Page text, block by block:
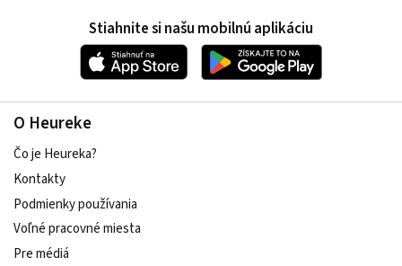
O Heureke
Čo je Heureka?
Kontakty
Podmienky používania
Voľné pracovné miesta
Pre médiá
Stiahnite si našu mobilnú aplikáciu